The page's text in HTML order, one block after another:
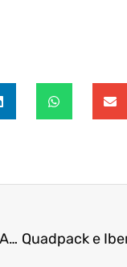
Encuentro de socios de Voluntare en Argentina